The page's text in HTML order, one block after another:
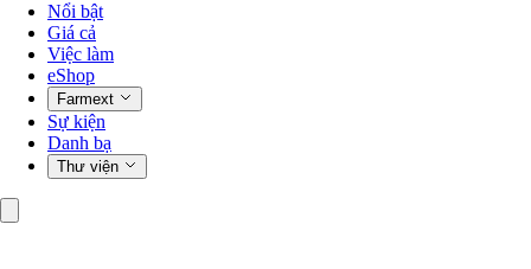
Nổi bật
Giá cả
Việc làm
eShop
Farmext
Sự kiện
Danh bạ
Thư viện